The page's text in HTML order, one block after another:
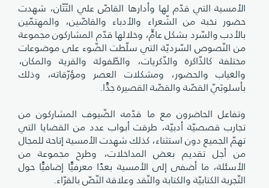
الأمسية التي قدّم لها وأدارها القاصّ علي التّتّان، شهدت
حضور نخبة من الشّعراء والأدباء والقاصّين، والمهتمّين
بالأدب والسّرد بشكل عامٍّ، وخلالها قدّم المشاركون مجموعة
من النّصوص السّرديّة التي سلّطت الضّوء على موضوعات
مختلفة كالذّاكرة والذّكريات، والطّفولة والقرية والمكان،
والغياب والحضور، ومشكلات العصر ومؤرّقاته، وذلك
بأسلوبَيّ القصّة والقصّة القصيرة جدًّا.
وتفاعل الحاضرون مع ما قدّمه الضّيوف المشاركون من
تجارب قصصيّة أدبيّة، طرقت أبواب عدد من القضايا التي
تهمّ الجميع دون استثناء، كذلك شهدت الأمسية إتاحة للمجال
من أجل تقديم بعض المداخلات، وطرح مجموعة من
الأسئلة، ما أضفى إلى الأمسية بعدًا معرفيًّا إضافيًّا حول
التّجربة الكتابيّة والكتابة والنّقد وعلاقة النّصّ بالقرّاء.